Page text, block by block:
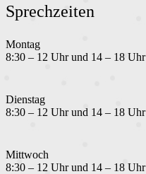
Sprechzeiten
Montag
8:30 – 12 Uhr und 14 – 18 Uhr
Dienstag
8:30 – 12 Uhr und 14 – 18 Uhr
Mittwoch
8:30 – 12 Uhr und 14 – 18 Uhr